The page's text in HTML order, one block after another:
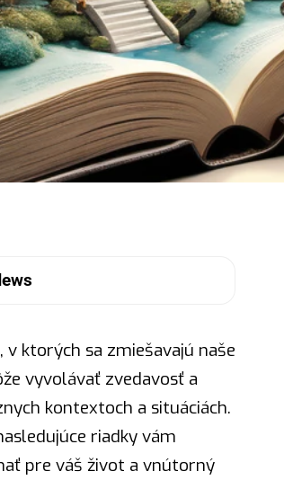
ktorých sa zmiešavajú naše
vyvolávať zvedavosť a
kontextoch a situáciách.
riadky vám
pre váš život a vnútorný